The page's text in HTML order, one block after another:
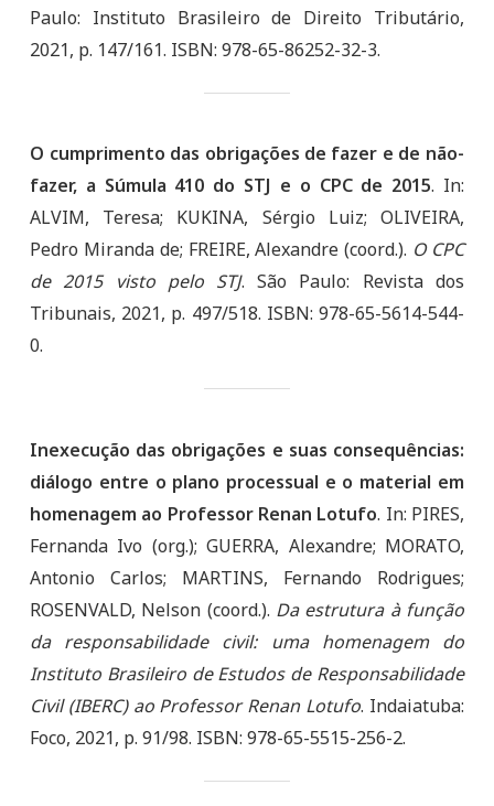
Paulo: Instituto Brasileiro de Direito Tributário,
2021, p. 147/161. ISBN: 978-65-86252-32-3.
O cumprimento das obrigações de fazer e de não-
fazer, a Súmula 410 do STJ e o CPC de 2015. In:
ALVIM, Teresa; KUKINA, Sérgio Luiz; OLIVEIRA,
Pedro Miranda de; FREIRE, Alexandre (coord.). O CPC
de 2015 visto pelo STJ. São Paulo: Revista dos
Tribunais, 2021, p. 497/518. ISBN: 978-65-5614-544-
0.
Inexecução das obrigações e suas consequências:
diálogo entre o plano processual e o material em
homenagem ao Professor Renan Lotufo. In: PIRES,
Fernanda Ivo (org.); GUERRA, Alexandre; MORATO,
Antonio Carlos; MARTINS, Fernando Rodrigues;
ROSENVALD, Nelson (coord.). Da estrutura à função
da responsabilidade civil: uma homenagem do
Instituto Brasileiro de Estudos de Responsabilidade
Civil (IBERC) ao Professor Renan Lotufo. Indaiatuba:
Foco, 2021, p. 91/98. ISBN: 978-65-5515-256-2.